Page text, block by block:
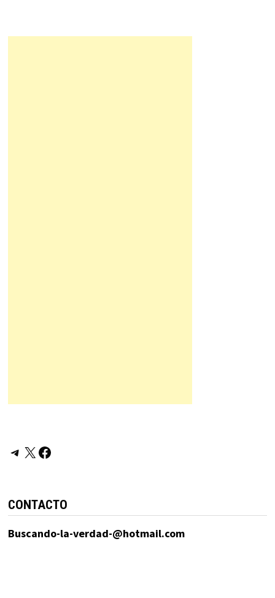
Telegram
X Facebook
CONTACTO
Buscando-la-verdad-@hotmail.com